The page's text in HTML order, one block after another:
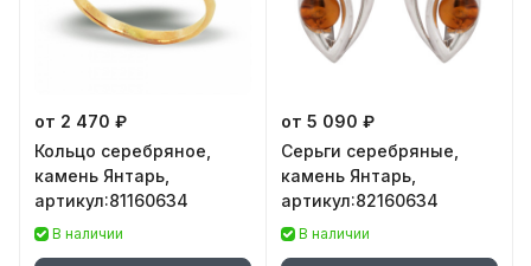
от 2 470 ₽
Кольцо серебряное,
камень Янтарь,
артикул:81160634
В наличии
от 5 090 ₽
Серьги серебряные,
камень Янтарь,
артикул:82160634
В наличии